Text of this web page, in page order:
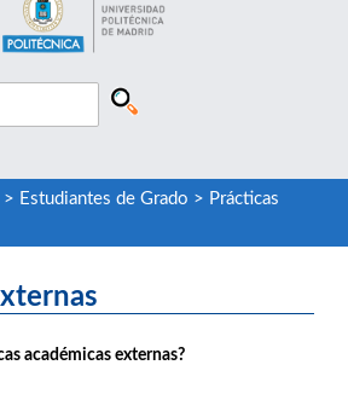
> Estudiantes de Grado > Prácticas
académicas externas?